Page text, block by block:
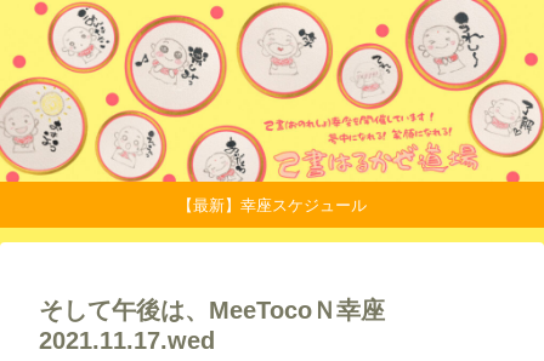
【最新】幸座スケジュール
そして午後は、MeeTocoＮ幸座
2021.11.17.wed